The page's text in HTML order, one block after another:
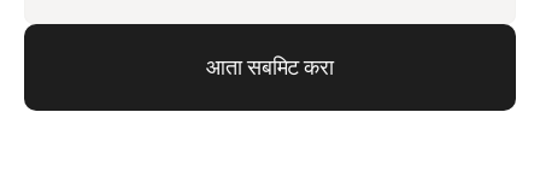
आता सबमिट करा